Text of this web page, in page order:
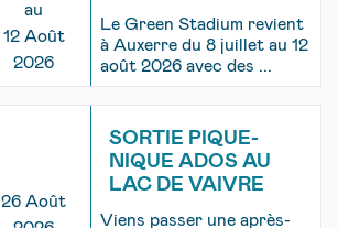
au
12 Août
2026
Le Green Stadium revient
à Auxerre du 8 juillet au 12
août 2026 avec des ...
26 Août
SORTIE PIQUE-
NIQUE ADOS AU
LAC DE VAIVRE
Viens passer une après-